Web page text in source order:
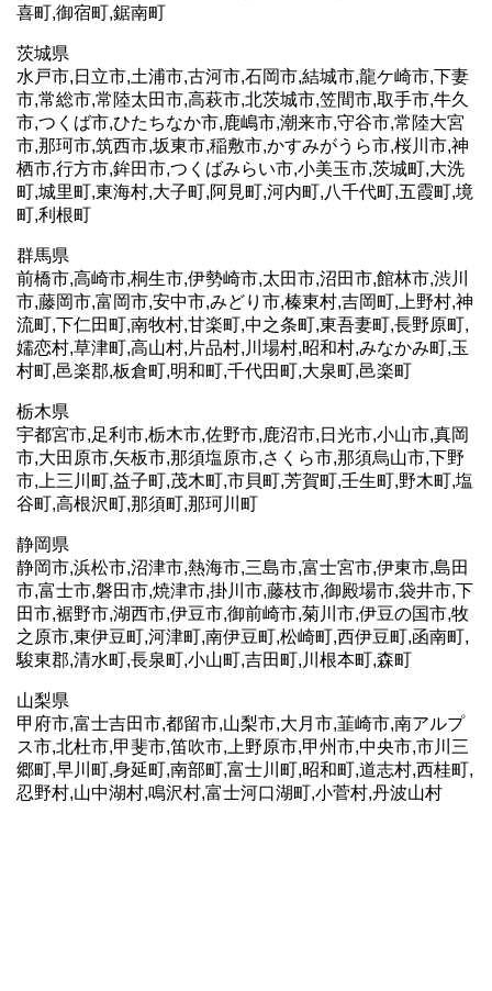
喜町,御宿町,鋸南町
茨城県
水戸市,日立市,土浦市,古河市,石岡市,結城市,龍ケ崎市,下妻
市,常総市,常陸太田市,高萩市,北茨城市,笠間市,取手市,牛久
市,つくば市,ひたちなか市,鹿嶋市,潮来市,守谷市,常陸大宮
市,那珂市,筑西市,坂東市,稲敷市,かすみがうら市,桜川市,神
栖市,行方市,鉾田市,つくばみらい市,小美玉市,茨城町,大洗
町,城里町,東海村,大子町,阿見町,河内町,八千代町,五霞町,境
町,利根町
群馬県
前橋市,高崎市,桐生市,伊勢崎市,太田市,沼田市,館林市,渋川
市,藤岡市,富岡市,安中市,みどり市,榛東村,吉岡町,上野村,神
流町,下仁田町,南牧村,甘楽町,中之条町,東吾妻町,長野原町,
嬬恋村,草津町,高山村,片品村,川場村,昭和村,みなかみ町,玉
村町,邑楽郡,板倉町,明和町,千代田町,大泉町,邑楽町
栃木県
宇都宮市,足利市,栃木市,佐野市,鹿沼市,日光市,小山市,真岡
市,大田原市,矢板市,那須塩原市,さくら市,那須烏山市,下野
市,上三川町,益子町,茂木町,市貝町,芳賀町,壬生町,野木町,塩
谷町,高根沢町,那須町,那珂川町
静岡県
静岡市,浜松市,沼津市,熱海市,三島市,富士宮市,伊東市,島田
市,富士市,磐田市,焼津市,掛川市,藤枝市,御殿場市,袋井市,下
田市,裾野市,湖西市,伊豆市,御前崎市,菊川市,伊豆の国市,牧
之原市,東伊豆町,河津町,南伊豆町,松崎町,西伊豆町,函南町,
駿東郡,清水町,長泉町,小山町,吉田町,川根本町,森町
山梨県
甲府市,富士吉田市,都留市,山梨市,大月市,韮崎市,南アルプ
ス市,北杜市,甲斐市,笛吹市,上野原市,甲州市,中央市,市川三
郷町,早川町,身延町,南部町,富士川町,昭和町,道志村,西桂町,
忍野村,山中湖村,鳴沢村,富士河口湖町,小菅村,丹波山村